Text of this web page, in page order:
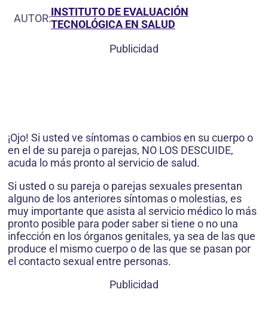
AUTOR:INSTITUTO DE EVALUACIÓN
TECNOLÓGICA EN SALUD
Publicidad
¡Ojo! Si usted ve síntomas o cambios en su cuerpo o
en el de su pareja o parejas, NO LOS DESCUIDE,
acuda lo más pronto al servicio de salud.
Si usted o su pareja o parejas sexuales presentan
alguno de los ante­riores síntomas o molestias, es
muy importante que asista al servicio médico lo más
pronto posible para poder saber si tiene o no una
infección en los órganos genitales, ya sea de las que
produce el mismo cuerpo o de las que se pasan por
el contacto sexual entre personas.
Publicidad